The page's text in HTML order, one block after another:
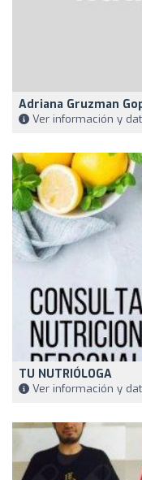
Adriana Gruzman
Ver información y
TU NUTRIÓLOGA
Ver información y